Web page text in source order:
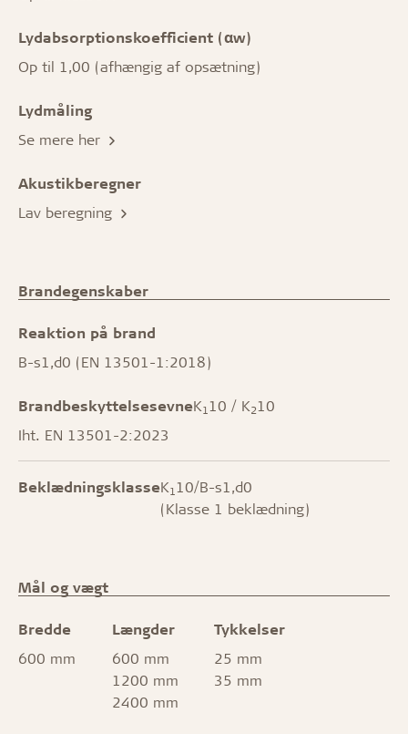
Lydabsorptionskoefficient (αw)
Op til 1,00 (afhængig af opsætning)
Lydmåling
Se mere her
Akustikberegner
Lav beregning
Brandegenskaber
Reaktion på brand
B-s1,d0 (EN 13501-1:2018)
BrandbeskyttelsesevneK1 10 / K2 10
Iht. EN 13501-2:2023
BeklædningsklasseK1 10/B-s1,d0
(Klasse 1 beklædning)
Mål og vægt
Bredde
600 mm
Længder
600 mm
1200 mm
2400 mm
Tykkelser
25 mm
35 mm